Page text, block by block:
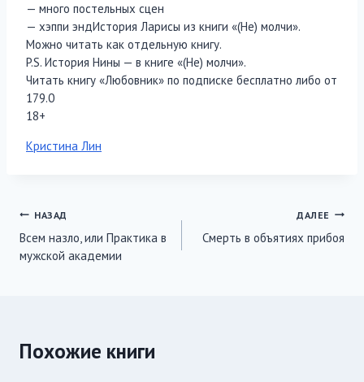
— много постельных сцен
— хэппи эндИстория Ларисы из книги «(Не) молчи».
Можно читать как отдельную книгу.
P.S. История Нины — в книге «(Не) молчи».
Читать книгу «Любовник» по подписке бесплатно либо от
179.0
18+
Метки
Кристина Лин
Навигация
по
записям
НАЗАД
Всем назло, или Практика в
мужской академии
ДАЛЕЕ
Смерть в объятиях прибоя
Похожие книги